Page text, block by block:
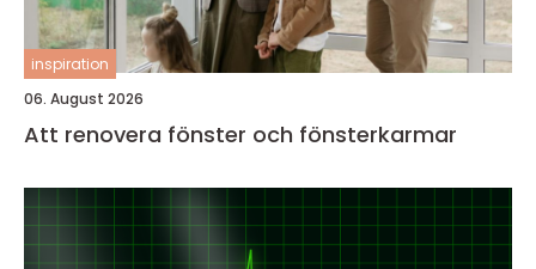
inspiration
06. August 2026
Att renovera fönster och fönsterkarmar